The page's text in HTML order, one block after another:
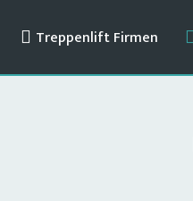
Treppenlift Firmen